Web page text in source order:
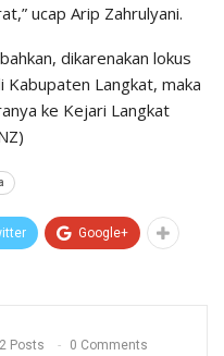
ucap Arip Zahrulyani.
dikarenakan lokus
Kabupaten Langkat, maka
ke Kejari Langkat
Google+
Posts 0 Comments